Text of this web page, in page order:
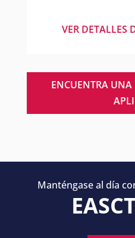
VER DETALLES
ENCUENTRA
Manténgase al día